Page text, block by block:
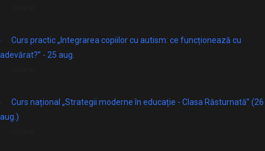
Curs practic „Integrarea copiilor cu autism: ce funcționează cu
adevărat?” - 25 aug.
Curs național „Strategii moderne în educație - Clasa Răsturnată” (26
aug.)